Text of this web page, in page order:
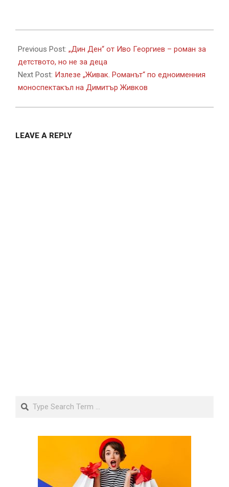
03-
22
Previous Post: „Дин Ден“ от Иво Георгиев – роман за
детството, но не за деца
Next Post: Излезе „Живак. Романът“ по едноименния
моноспектакъл на Димитър Живков
LEAVE A REPLY
Search